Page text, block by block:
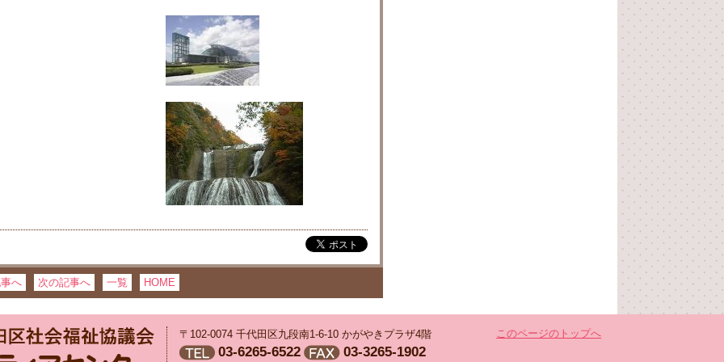
へ 次の記事へ 一覧 HOME
〒102-0074 千代田区九段南1-6-10 かがやきプラザ4階
03-6265-6522 03-3265-1902
このページのトップへ